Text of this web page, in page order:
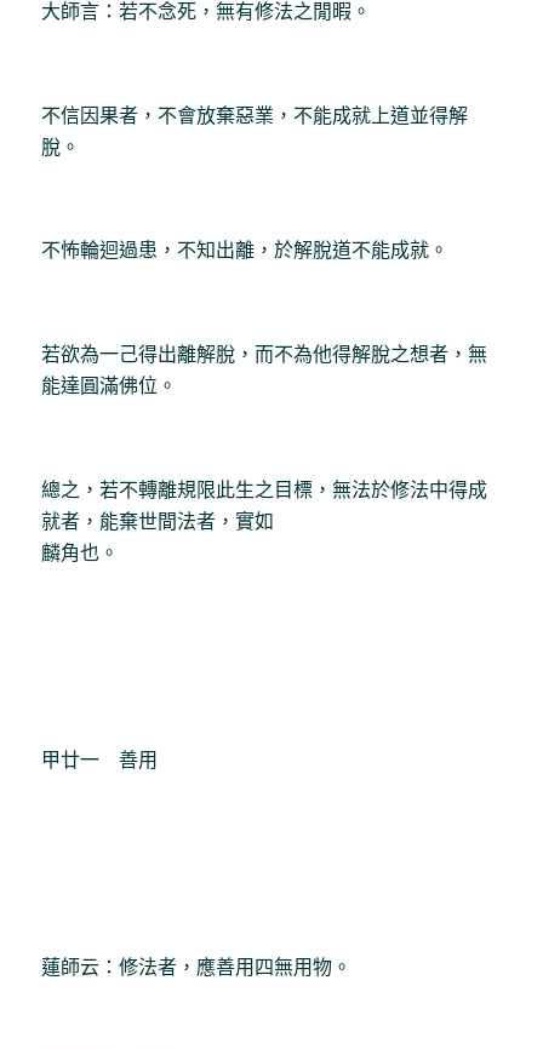
大師言：若不念死，無有修法之閒暇。
不信因果者，不會放棄惡業，不能成就上道並得解
脫。
不怖輪迴過患，不知出離，於解脫道不能成就。
若欲為一己得出離解脫，而不為他得解脫之想者，無
能達圓滿佛位。
總之，若不轉離規限此生之目標，無法於修法中得成
就者，能棄世間法者，實如
麟角也。
甲廿一 善用
蓮師云：修法者，應善用四無用物。